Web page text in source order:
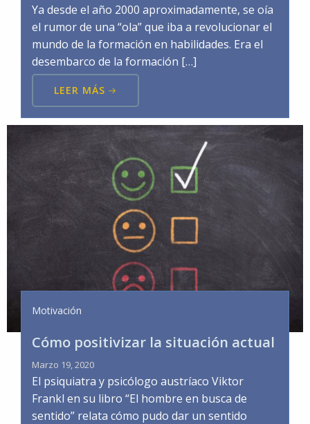
Ya desde el año 2000 aproximadamente, se oía
el rumor de una “ola” que iba a revolucionar el
mundo de la formación en habilidades. Era el
desembarco de la formación […]
LEER MÁS
Motivación
Cómo positivizar la situación actual
Marzo 19, 2020
El psiquiatra y psicólogo austríaco Viktor
Frankl en su libro “El hombre en busca de
sentido” relata cómo pudo dar un sentido